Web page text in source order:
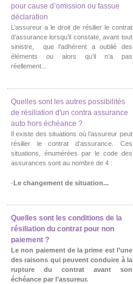
pour cause d’omission ou fassue
déclaration
L’assureur a le droit de résilier le contrat
d’assurance lorsqu’il constate, avant tout
sinistre, que l’adhérent a oublié des
éléments ou alors qu’il n’a pas
réellement...
Quelles sont les autres possibilités
de résiliation d'un contra assurance
auto hors échéance ?
Il existe des situations où l’assureur peut
résilier le contrat d’assurance. Ces
situations, énumérées par le code des
assurances sont au nombre de 4 :
-Le changement de situation...
Quelles sont les conditions de la
résiliation du contrat pour non
paiement ?
Le non paiement de la prime est l’une
des raisons qui peuvent conduire à la
rupture du contrat avant son
échéance par l’assureur.